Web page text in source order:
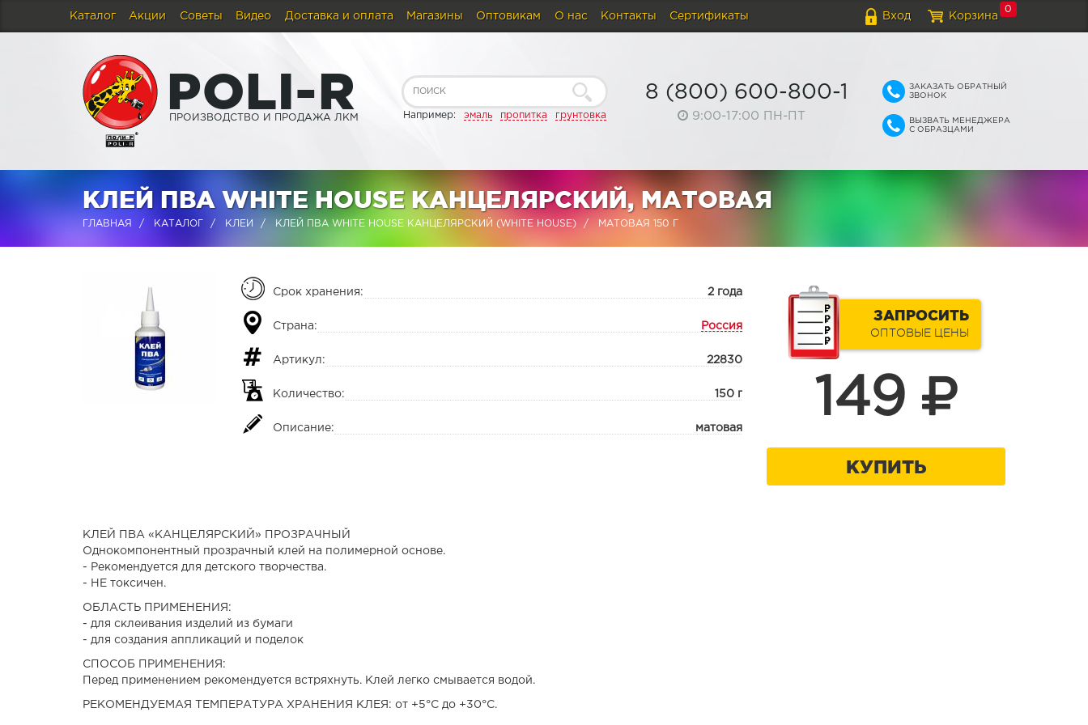
Вход Корзина
0
Каталог Акции Советы Видео Доставка и оплата Магазины Оптовикам О нас Контакты Сертификаты
POLI-R
ПРОИЗВОДСТВО И ПРОДАЖА ЛКМ Например: эмаль пропитка грунтовка
8 (800) 600-800-1
9:00-17:00 ПН-ПТ
ЗАКАЗАТЬ ОБРАТНЫЙ
ЗВОНОК
ВЫЗВАТЬ МЕНЕДЖЕРА
С ОБРАЗЦАМИ
КЛЕЙ ПВА WHITE HOUSE КАНЦЕЛЯРСКИЙ, МАТОВАЯ
ГЛАВНАЯ КАТАЛОГ КЛЕИ КЛЕЙ ПВА WHITE HOUSE КАНЦЕЛЯРСКИЙ (WHITE HOUSE) МАТОВАЯ 150 Г
Срок хранения: 2 года
Страна: Россия
Артикул: 22830
Количество: 150 г
Описание: матовая
ЗАПРОСИТЬ
ОПТОВЫЕ ЦЕНЫ
149
КУПИТЬ
КЛЕЙ ПВА «КАНЦЕЛЯРСКИЙ» ПРОЗРАЧНЫЙ
Однокомпонентный прозрачный клей на полимерной основе.
- Рекомендуется для детского творчества.
- НЕ токсичен.
ОБЛАСТЬ ПРИМЕНЕНИЯ:
- для склеивания изделий из бумаги
- для создания аппликаций и поделок
СПОСОБ ПРИМЕНЕНИЯ:
Перед применением рекомендуется встряхнуть. Клей легко смывается водой.
РЕКОМЕНДУЕМАЯ ТЕМПЕРАТУРА ХРАНЕНИЯ КЛЕЯ: от +5°С до +30°С.